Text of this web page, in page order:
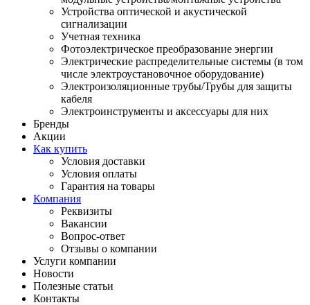
Устройства оптической и акустической
сигнализации
Учетная техника
Фотоэлектрическое преобразование энергии
Электрические распределительные системы (в том
числе электроустановочное оборудование)
Электроизоляционные трубы/Трубы для защиты
кабеля
Электроинструменты и аксессуары для них
Бренды
Акции
Как купить
Условия доставки
Условия оплаты
Гарантия на товары
Компания
Реквизиты
Вакансии
Вопрос-ответ
Отзывы о компании
Услуги компании
Новости
Полезные статьи
Контакты